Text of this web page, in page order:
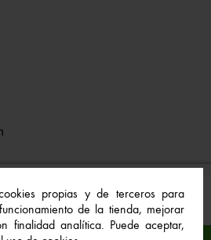
propias y de terceros para
de la tienda, mejorar
finalidad analítica. Puede aceptar,
Vila™. Todos los derechos